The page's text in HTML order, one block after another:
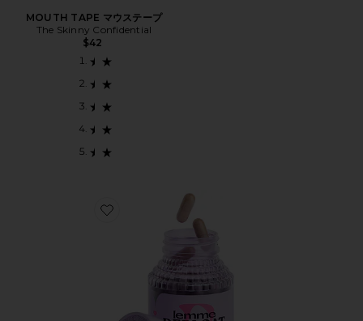
MOUTH TAPE マウステープ
The Skinny Confidential
$42
Favorite DEBLOAT CAPSULES ディブロートカプセル